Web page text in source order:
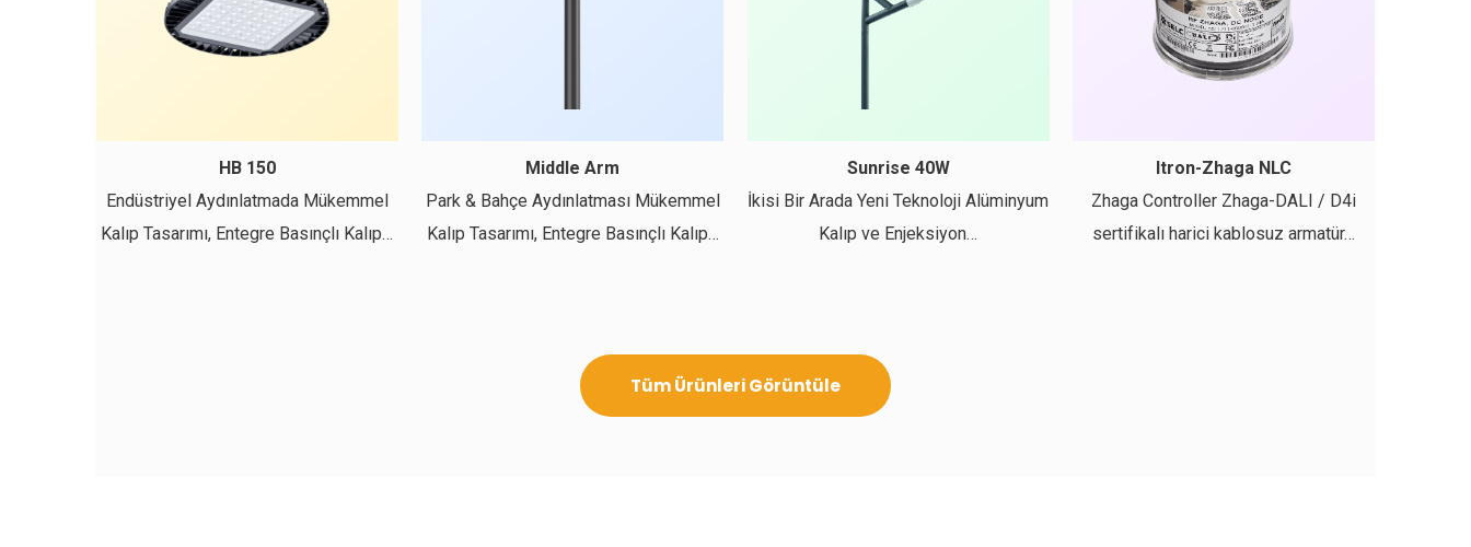
HB 150
Endüstriyel Aydınlatmada Mükemmel
Kalıp Tasarımı, Entegre Basınçlı Kalıp…
Middle Arm
Park & ​​Bahçe Aydınlatması Mükemmel
Kalıp Tasarımı, Entegre Basınçlı Kalıp…
Sunrise 40W
İkisi Bir Arada Yeni Teknoloji Alüminyum
Kalıp ve Enjeksiyon…
Itron-Zhaga NLC
Zhaga Controller Zhaga-DALI / D4i
sertifikalı harici kablosuz armatür…
Tüm Ürünleri Görüntüle